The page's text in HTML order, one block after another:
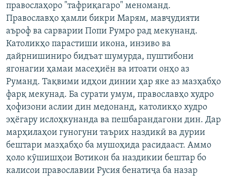
правослаҳоро "тафриқагаро" меноманд.
Православҳо ҳамли бикри Марям, мавҷудияти
аъроф ва сарварии Попи Румро рад мекунанд.
Католикҳо парастиши икона, инзиво ва
дайрнишиниро бидъат шумурда, пуштибони
ягонагии ҳамаи масеҳиён ва итоати онҳо аз
Руманд. Тақвими идҳои динии ҳар яке аз мазҳабҳо
фарқ мекунад. Ба сурати умум, православҳо худро
ҳофизони аслии дин медонанд, католикҳо худро
эҳёгару ислоҳкунанда ва пешбарандагони дин. Дар
марҳилаҳои гуногуни таърих наздикӣ ва дурии
бештари мазҳабҳо ба мушоҳида расидааст. Аммо
ҳоло кӯшишҳои Вотикон ба наздикии бештар бо
калисои православии Русия бенатиҷа ба назар